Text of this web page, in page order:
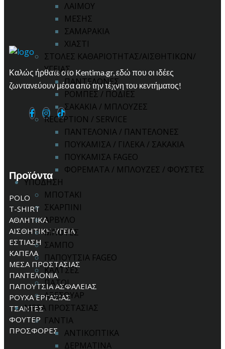
ΛΑΙΜΟΥ
ΜΕΣΗΣ
ΣΑΜΑΡΑΚΙΑ
ΧΙΑΣΤΙ
ΣΤΟΛΕΣ ΚΑΘΑΡΙΟΤΗΤΑΣ/ΑΙΣΘΗΤΙΚΩΝ/
ΥΓΕΙΑΣ
ΠΑΝΤΕΛΟΝΕΣ
ΡΟΜΠΕΣ / ΠΟΔΙΕΣ
ΣΑΚΑΚΙΑ / ΜΠΛΟΥΖΕΣ
RECEPTION / SERVICE
ΠΑΝΤΕΛΟΝΙΑ / ΠΑΝΤΕΛΟΝΕΣ
ΠΟΥΚΑΜΙΣΑ / ΓΙΛΕΚΑ / ΣΑΚΑΚΙΑ
ΠΟΥΚΑΜΙΣΑ FAGEO
ΦΟΡΕΜΑΤΑ / ΜΠΛΟΥΖΕΣ / ΦΟΥΣΤΕΣ
ΥΠΟΔΗΣΗ
ΜΠΟΤΑΚΙ
ΣΚΑΡΠΙΝΙ
ΑΡΒΥΛΟ
ΜΠΟΤΕΣ
ΣΑΜΠΟ
ΠΑΠΟΥΤΣΙΑ FAGEO
ΚΑΛΤΣΕΣ
ΠΑΤΟΙ
ΑΞΕΣΟΥΑΡ
ΜΕΣΑ ΠΡΟΣΤΑΣΙΑΣ
ΓΑΝΤΙΑ
ΑΝΤΙΚΟΠΤΙΚΑ
ΔΕΡΜΑΤΙΝΑ
Καλώς ήρθατε στο Kentima.gr, εδώ που οι ιδέες
ζωντανεύουν μέσα από την τέχνη του κεντήματος!
Προϊόντα
POLO
T-SHIRT
ΑΘΛΗΤΙΚΑ
ΑΙΣΘΗΤΙΚΗ-ΥΓΕΙΑ
ΕΣΤΙΑΣΗ
ΚΑΠΕΛΑ
ΜΕΣΑ ΠΡΟΣΤΑΣΙΑΣ
ΠΑΝΤΕΛΟΝΙΑ
ΠΑΠΟΥΤΣΙΑ ΑΣΦΑΛΕΙΑΣ
ΡΟΥΧΑ ΕΡΓΑΣΙΑΣ
ΤΣΑΝΤΕΣ
ΦΟΥΤΕΡ
ΠΡΟΣΦΟΡΕΣ